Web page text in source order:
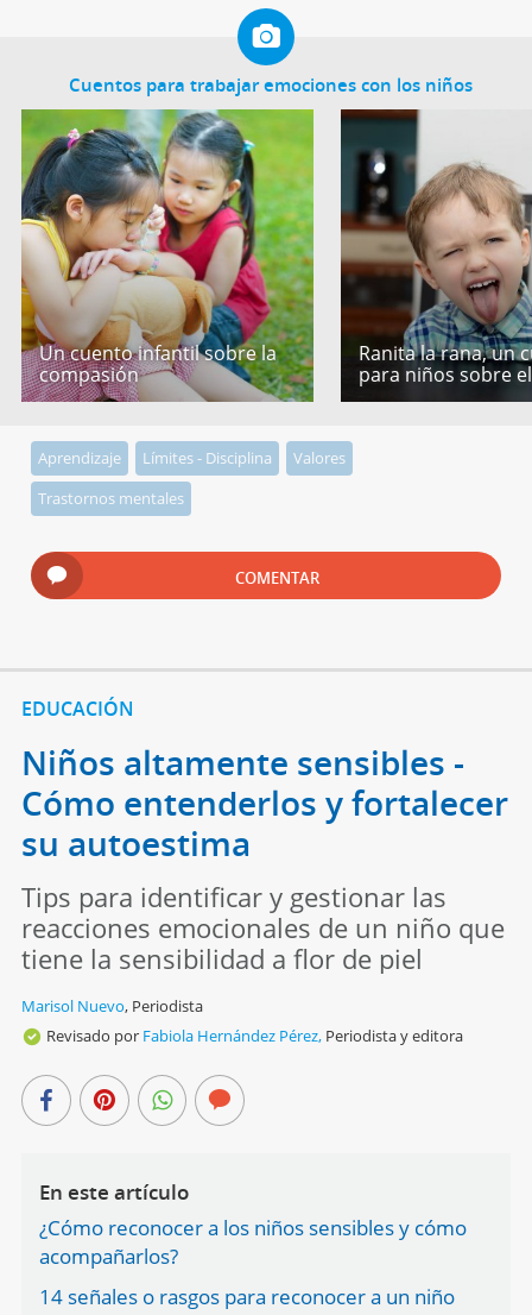
Cuentos para trabajar emociones con los niños
Un cuento infantil sobre la
compasión
Ranita la rana, un
para niños sobre
Aprendizaje Límites - Disciplina
Valores
Trastornos mentales
COMENTAR
EDUCACIÓN
Niños altamente sensibles -
Cómo entenderlos y fortalecer
su autoestima
Tips para identificar y gestionar las
reacciones emocionales de un niño que
tiene la sensibilidad a flor de piel
Marisol Nuevo, Periodista
Revisado por Fabiola Hernández Pérez, Periodista y editora
En este artículo
¿Cómo reconocer a los niños sensibles y cómo
acompañarlos?
14 señales o rasgos para reconocer a un niño